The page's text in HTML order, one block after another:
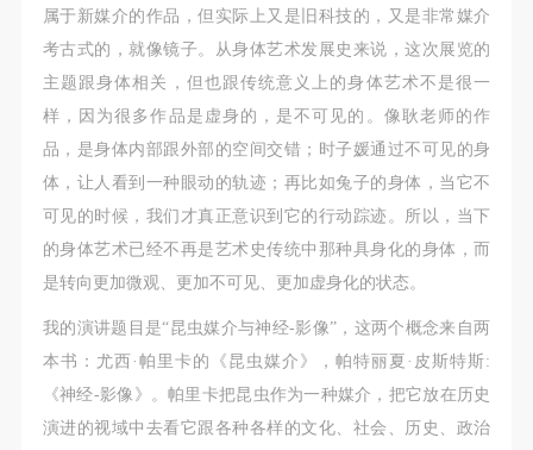
属于新媒介的作品，但实际上又是旧科技的，又是非常媒介
考古式的，就像镜子。从身体艺术发展史来说，这次展览的
主题跟身体相关，但也跟传统意义上的身体艺术不是很一
样，因为很多作品是虚身的，是不可见的。像耿老师的作
品，是身体内部跟外部的空间交错；时子媛通过不可见的身
体，让人看到一种眼动的轨迹；再比如兔子的身体，当它不
可见的时候，我们才真正意识到它的行动踪迹。所以，当下
的身体艺术已经不再是艺术史传统中那种具身化的身体，而
是转向更加微观、更加不可见、更加虚身化的状态。
我的演讲题目是“昆虫媒介与神经-影像”，这两个概念来自两
本书：尤西·帕里卡的《昆虫媒介》，帕特丽夏·皮斯特斯:
《神经-影像》。帕里卡把昆虫作为一种媒介，把它放在历史
演进的视域中去看它跟各种各样的文化、社会、历史、政治